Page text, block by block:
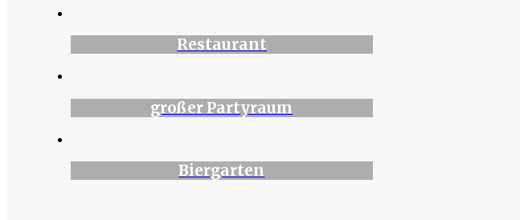
Restaurant
großer Partyraum
Biergarten